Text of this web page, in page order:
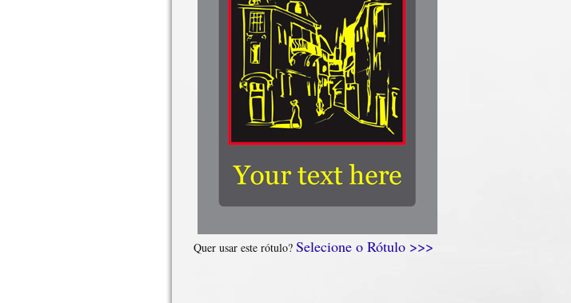
Quer usar este rótulo? Selecione o Rótulo >>>